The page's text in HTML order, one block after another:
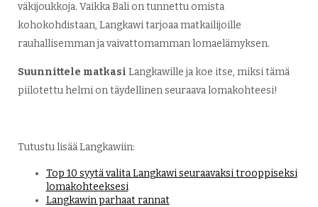
väkijoukkoja. Vaikka Bali on tunnettu omista
kohokohdistaan, Langkawi tarjoaa matkailijoille
rauhallisemman ja vaivattomamman lomaelämyksen.
Suunnittele matkasi Langkawille ja koe itse, miksi tämä
piilotettu helmi on täydellinen seuraava lomakohteesi!
Tutustu lisää Langkawiin:
Top 10 syytä valita Langkawi seuraavaksi trooppiseksi
lomakohteeksesi
Langkawin parhaat rannat